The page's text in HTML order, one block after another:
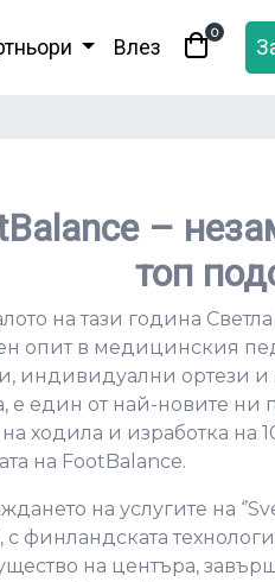
Влез
0
–
топ
на тази година
опит в медицинския
индивидуални ортези
е един от най-новите
ходила и изработка на
на FootBalance.
на услугите на
с финландската
на центъра,